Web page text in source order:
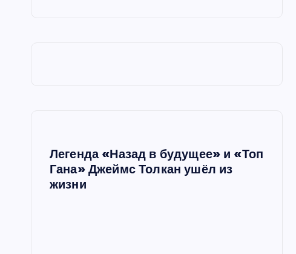
Легенда «Назад в будущее» и «Топ
Гана» Джеймс Толкан ушёл из
жизни